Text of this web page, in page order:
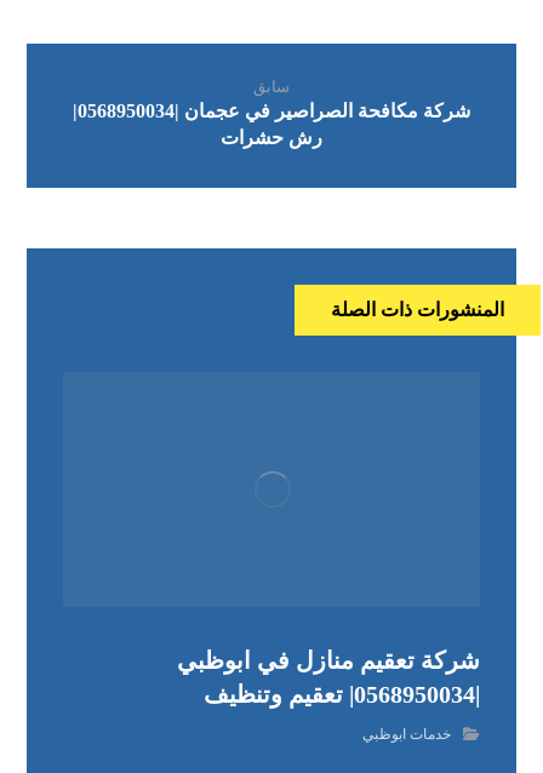
سابق
شركة مكافحة الصراصير في عجمان |0568950034|
رش حشرات
المنشورات ذات الصلة
شركة تعقيم منازل في ابوظبي
|0568950034| تعقيم وتنظيف
خدمات ابوظبي